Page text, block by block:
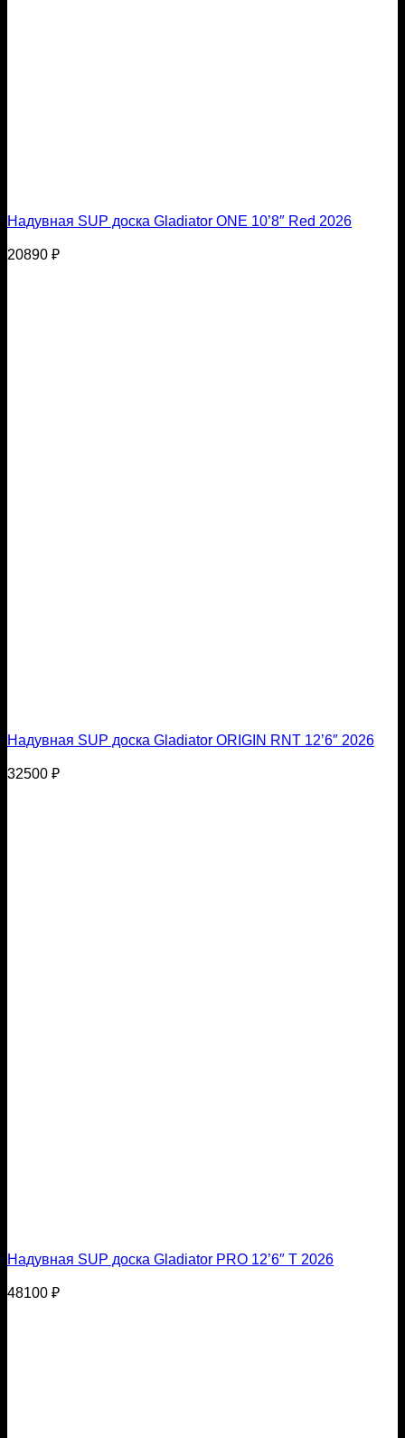
Надувная SUP доска Gladiator ONE 10’8″ Red 2026
20890 ₽
Надувная SUP доска Gladiator ORIGIN RNT 12’6″ 2026
32500 ₽
Надувная SUP доска Gladiator PRO 12’6″ T 2026
48100 ₽